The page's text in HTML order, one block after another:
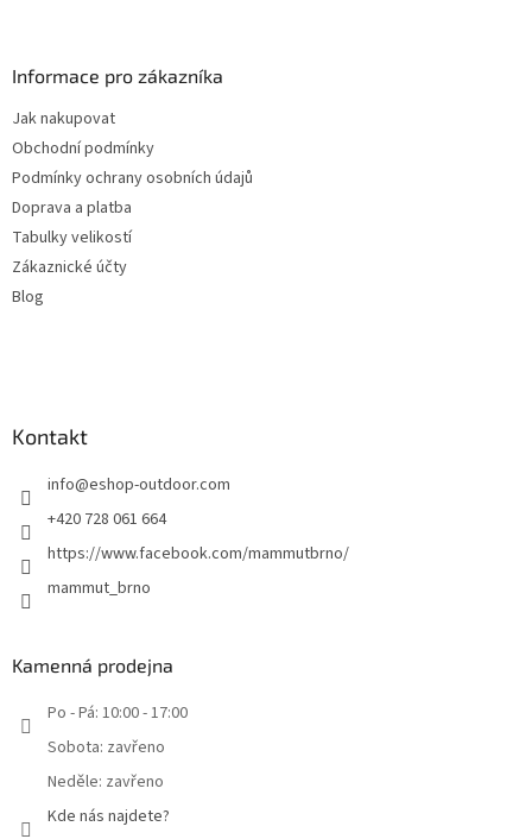
Informace pro zákazníka
Jak nakupovat
Obchodní podmínky
Podmínky ochrany osobních údajů
Doprava a platba
Tabulky velikostí
Zákaznické účty
Blog
Kontakt
info@eshop-outdoor.com
+420 728 061 664
https://www.facebook.com/mammutbrno/
mammut_brno
Kamenná prodejna
Po - Pá: 10:00 - 17:00
Sobota: zavřeno
Neděle: zavřeno
Kde nás najdete?